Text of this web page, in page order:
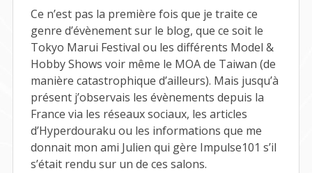
JAPAN
MODEL
&
HOBBY
SHOW
2025
:
J’Y
!
Ce n’est pas la première fois que je traite ce
genre d’évènement sur le blog, que ce soit le
Tokyo Marui Festival ou les différents Model &
Hobby Shows voir même le MOA de Taiwan (de
manière catastrophique d’ailleurs). Mais jusqu’à
présent j’observais les évènements depuis la
France via les réseaux sociaux, les articles
d’Hyperdouraku ou les informations que me
donnait mon ami Julien qui gère Impulse101 s’il
s’était rendu sur un de ces salons.